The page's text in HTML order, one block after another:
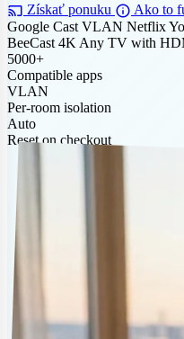
cast Získať ponuku info Ako to
Google CastVLAN Netflix
BeeCast 4KAny TV with
5000+
Compatible apps
VLAN
Per-room isolation
Auto
Reset on checkout